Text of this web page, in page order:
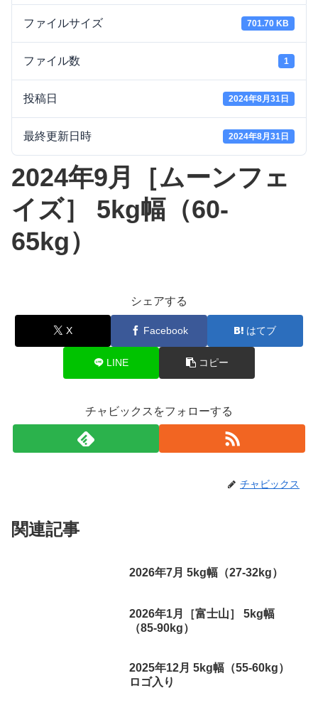
ファイルサイズ 701.70 KB
ファイル数 1
投稿日 2024年8月31日
最終更新日時 2024年8月31日
2024年9月［ムーンフェ
イズ］ 5kg幅（60-
65kg）
シェアする
X Facebook はてブ
LINE コピー
チャビックスをフォローする
チャビックス
関連記事
2026年7月 5kg幅（27-32kg）
2026年1月［富士山］ 5kg幅
（85-90kg）
2025年12月 5kg幅（55-60kg）
ロゴ入り